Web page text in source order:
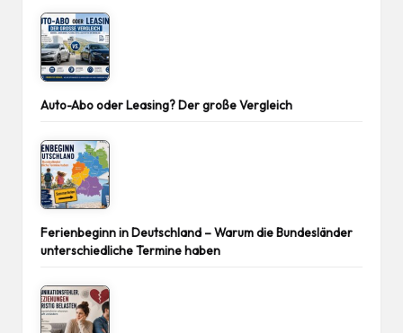
Auto-Abo oder Leasing? Der große Vergleich
Ferienbeginn in Deutschland – Warum die Bundesländer
unterschiedliche Termine haben